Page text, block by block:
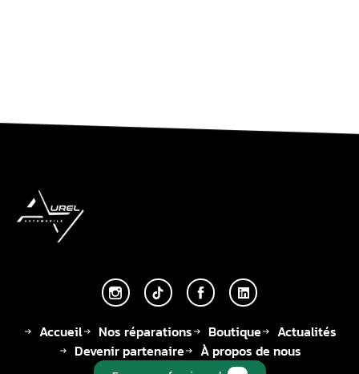
Accueil Nos réparations Boutique
Actualités
Devenir partenaire
À propos de nous